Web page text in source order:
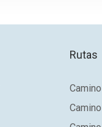
Rutas